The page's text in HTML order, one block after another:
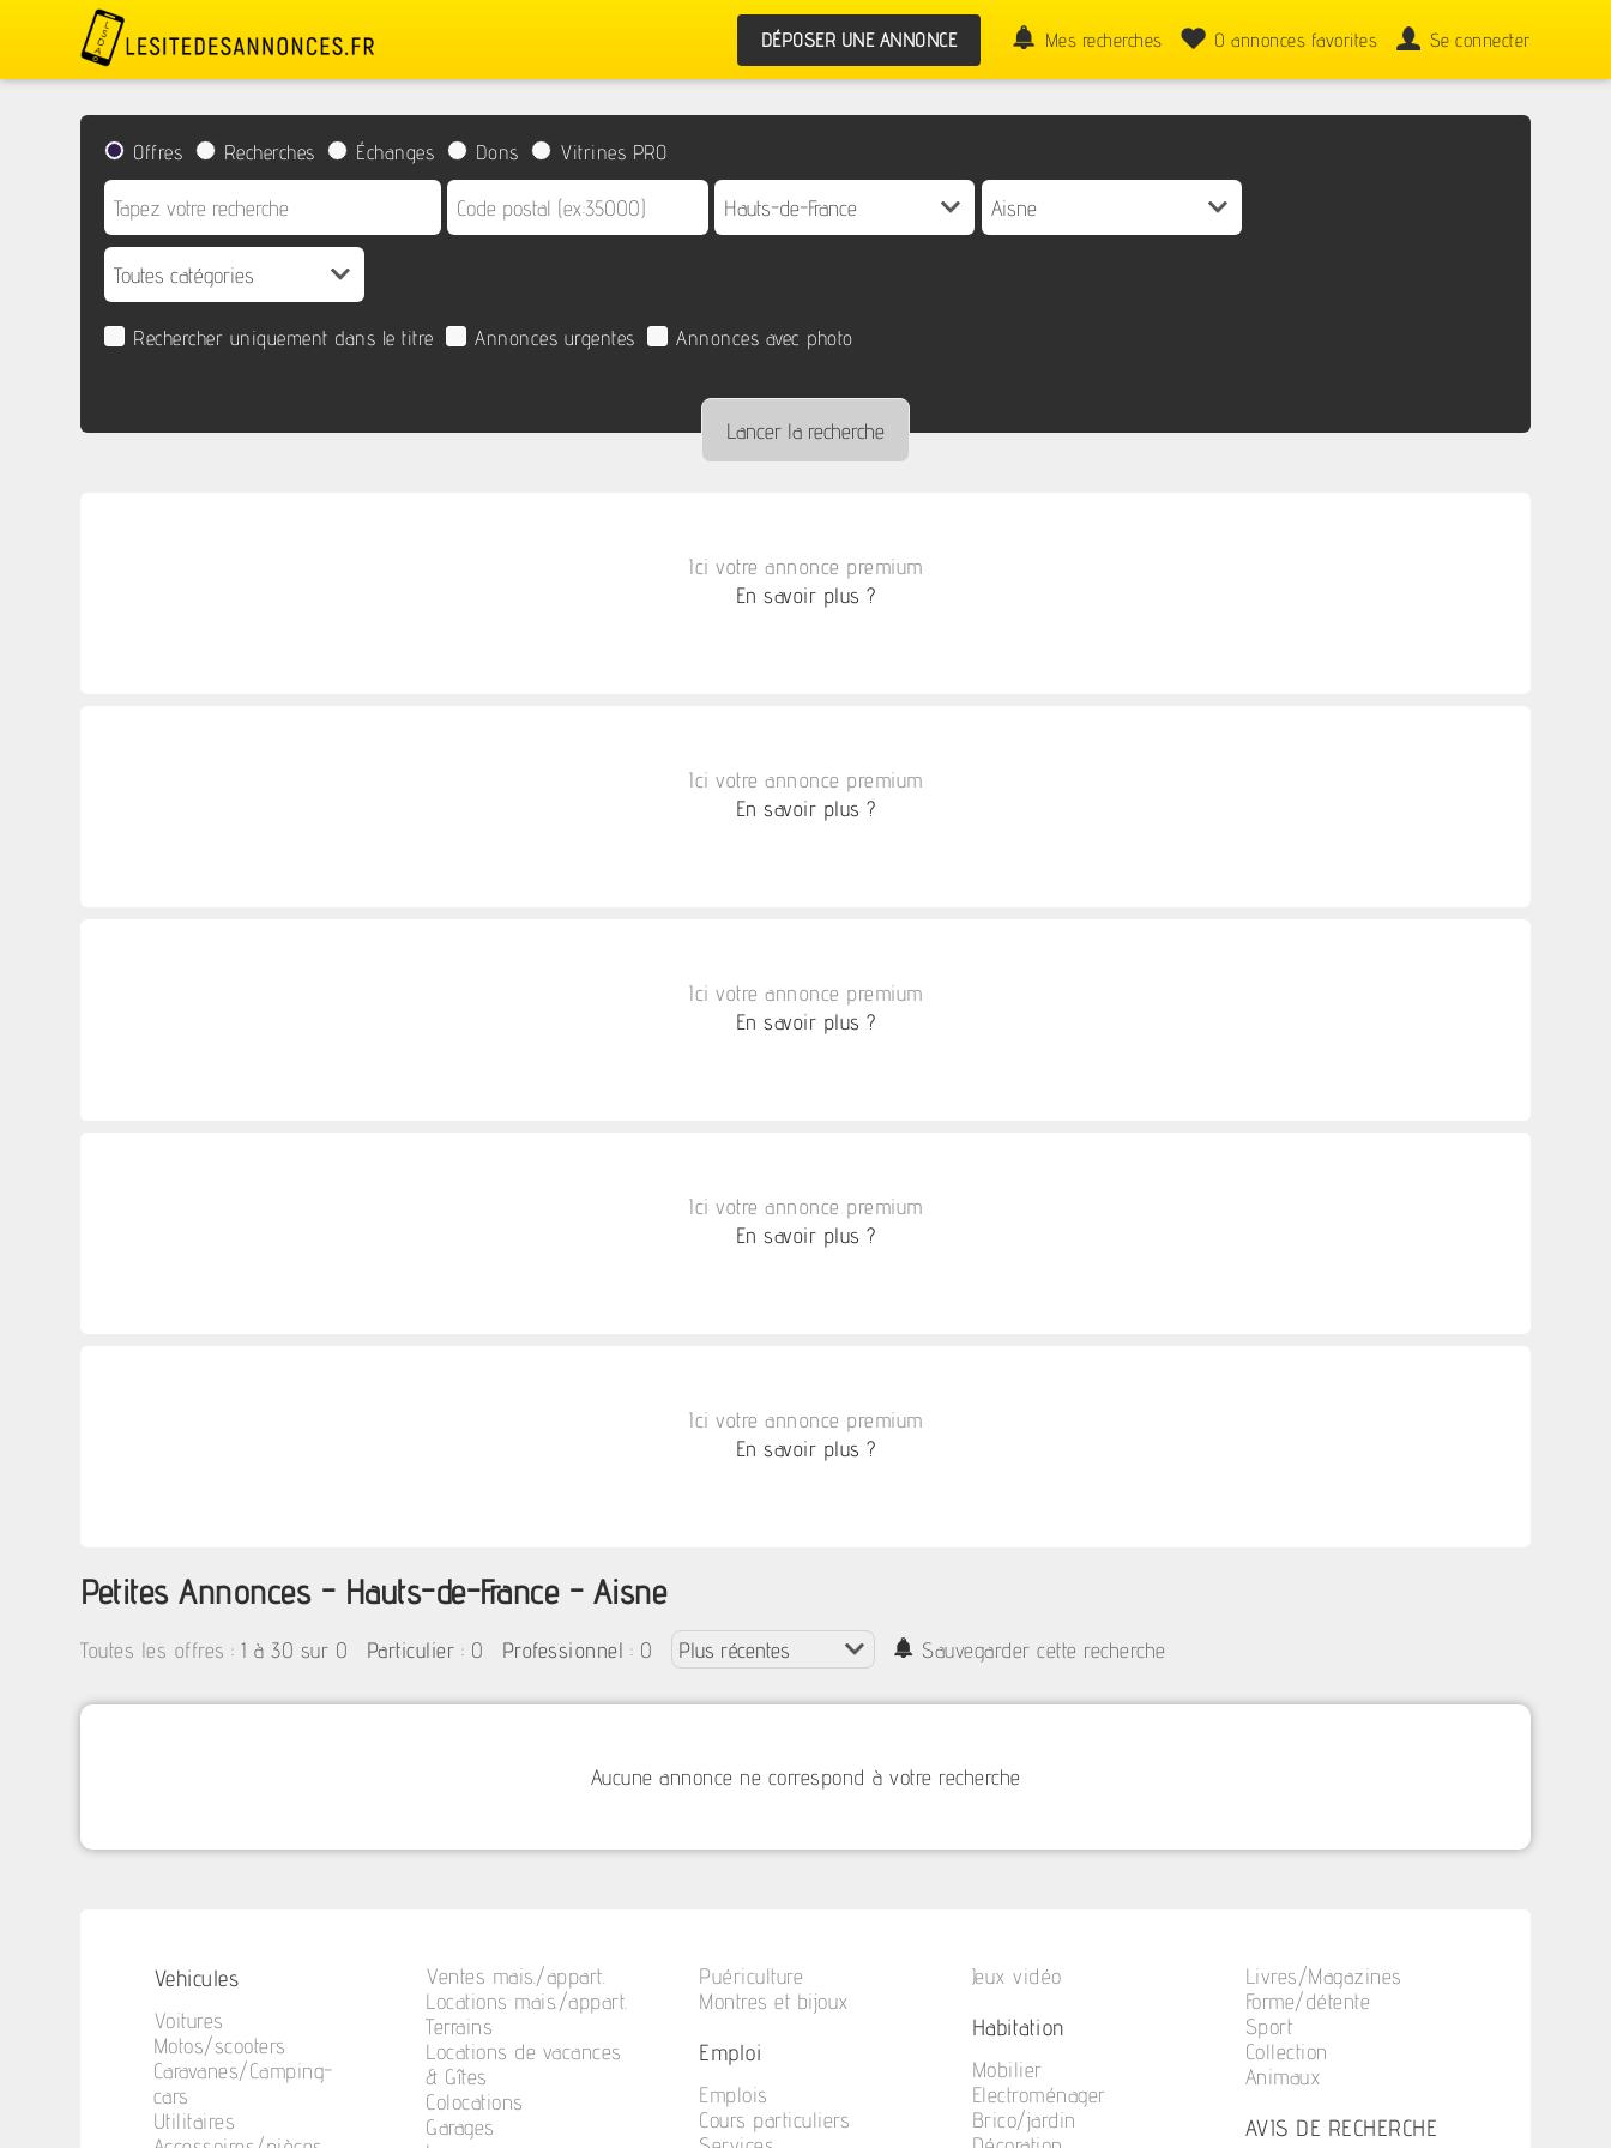
DÉPOSER UNE ANNONCE Mes recherches 0 annonces favorites Se connecter
Offres Recherches Échanges Dons Vitrines PRO
Rechercher uniquement dans le titre Annonces urgentes Annonces avec photo
Ici votre annonce premium
En savoir plus ?
Ici votre annonce premium
En savoir plus ?
Ici votre annonce premium
En savoir plus ?
Ici votre annonce premium
En savoir plus ?
Ici votre annonce premium
En savoir plus ?
Petites Annonces - Hauts-de-France - Aisne
Toutes les offres :1 à 30 sur 0 Particulier : 0 Professionnel : 0 Sauvegarder cette recherche
Aucune annonce ne correspond à votre recherche
Vehicules
Voitures
Motos/scooters
Caravanes/Camping-
cars
Utilitaires
Ventes mais./appart.
Locations mais./appart.
Terrains
Locations de vacances
& Gîtes
Colocations
Garages
Puériculture
Montres et bijoux
Emploi
Emplois
Cours particuliers
Jeux vidéo
Habitation
Mobilier
Electroménager
Brico/jardin
Livres/Magazines
Forme/détente
Sport
Collection
Animaux
AVIS DE RECHERCHE